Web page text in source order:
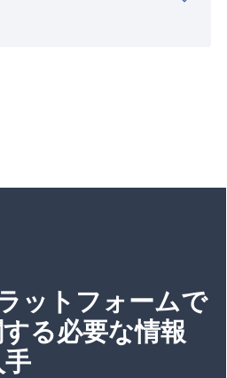
ットフォームで
る必要な情報